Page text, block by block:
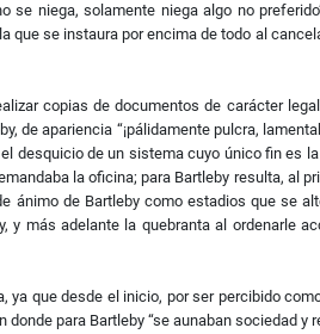
se niega, solamente niega algo no
se instaura por encima de todo al
copias de documentos de carácter
de apariencia “¡pálidamente pulcra,
desquicio de un sistema cuyo único fin es
la oficina; para Bartleby resulta, al
ánimo de Bartleby como estadios que se
más adelante la quebranta al ordenarle
que desde el inicio, por ser percibido
para Bartleby “se aunaban sociedad y